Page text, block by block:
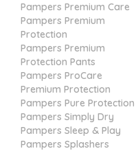
Pampers Premium Care
Pampers Premium
Protection
Pampers Premium
Protection Pants
Pampers ProCare
Premium Protection
Pampers Pure Protection
Pampers Simply Dry
Pampers Sleep & Play
Pampers Splashers